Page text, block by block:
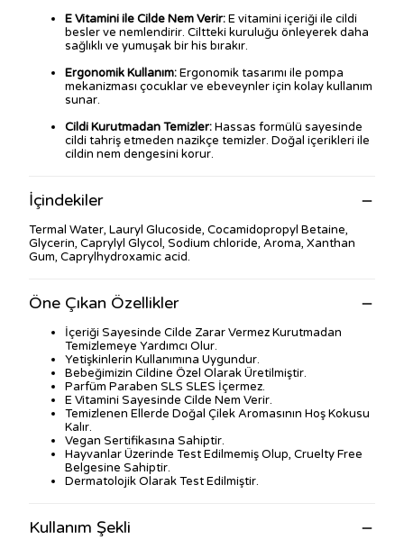
E Vitamini ile Cilde Nem Verir:E vitamini içeriği ile cildi
besler ve nemlendirir. Ciltteki kuruluğu önleyerek daha
sağlıklı ve yumuşak bir his bırakır.
Ergonomik Kullanım:Ergonomik tasarımı ile pompa
mekanizması çocuklar ve ebeveynler için kolay kullanım
sunar.
Cildi Kurutmadan Temizler:Hassas formülü sayesinde
cildi tahriş etmeden nazikçe temizler. Doğal içerikleri ile
cildin nem dengesini korur.
İçindekiler
Termal Water, Lauryl Glucoside, Cocamidopropyl Betaine,
Glycerin, Caprylyl Glycol, Sodium chloride, Aroma, Xanthan
Gum, Caprylhydroxamic acid.
Öne Çıkan Özellikler
İçeriği Sayesinde Cilde Zarar Vermez Kurutmadan
Temizlemeye Yardımcı Olur.
Yetişkinlerin Kullanımına Uygundur.
Bebeğimizin Cildine Özel Olarak Üretilmiştir.
Parfüm Paraben SLS SLES İçermez.
E Vitamini Sayesinde Cilde Nem Verir.
Temizlenen Ellerde Doğal Çilek Aromasının Hoş Kokusu
Kalır.
Vegan Sertifikasına Sahiptir.
Hayvanlar Üzerinde Test Edilmemiş Olup, Cruelty Free
Belgesine Sahiptir.
Dermatolojik Olarak Test Edilmiştir.
Kullanım Şekli